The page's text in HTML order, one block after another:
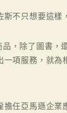
斯不只想要這樣
，除了圖書，
項服務，就為
任亞馬遜企業